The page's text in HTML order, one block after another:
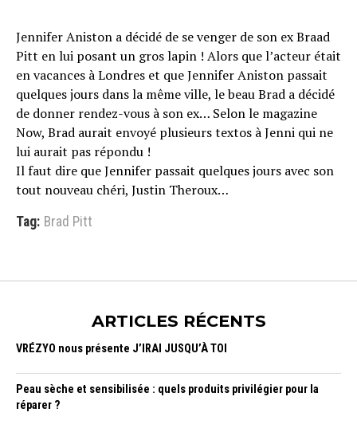
Jennifer Aniston a décidé de se venger de son ex Braad
Pitt en lui posant un gros lapin ! Alors que l’acteur était
en vacances à Londres et que Jennifer Aniston passait
quelques jours dans la même ville, le beau Brad a décidé
de donner rendez-vous à son ex… Selon le magazine
Now, Brad aurait envoyé plusieurs textos à Jenni qui ne
lui aurait pas répondu !
Il faut dire que Jennifer passait quelques jours avec son
tout nouveau chéri, Justin Theroux…
Tag: Brad Pitt
ARTICLES RÉCENTS
VRÉZYO nous présente J’IRAI JUSQU’À TOI
Peau sèche et sensibilisée : quels produits privilégier pour la
réparer ?